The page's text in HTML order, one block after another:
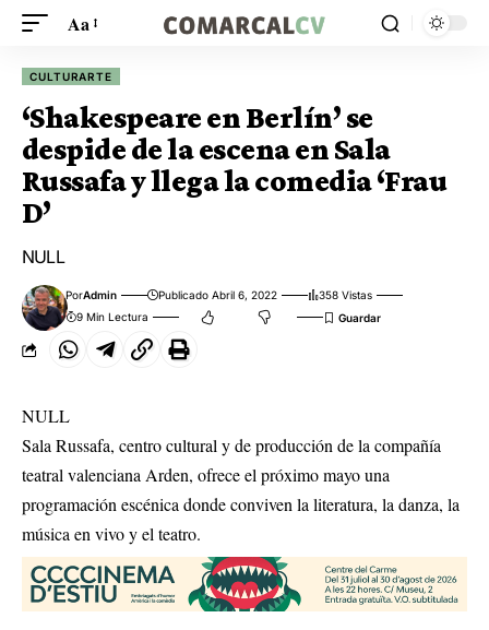
Aa
CULTURARTE
‘Shakespeare en Berlín’ se
despide de la escena en Sala
Russafa y llega la comedia ‘Frau
D’
NULL
PorAdmin Publicado Abril 6, 2022
358 Vistas
9 Min Lectura
NULL
Sala Russafa, centro cultural y de producción de la compañía
teatral valenciana Arden, ofrece el próximo mayo una
programación escénica donde conviven la literatura, la danza, la
música en vivo y el teatro.